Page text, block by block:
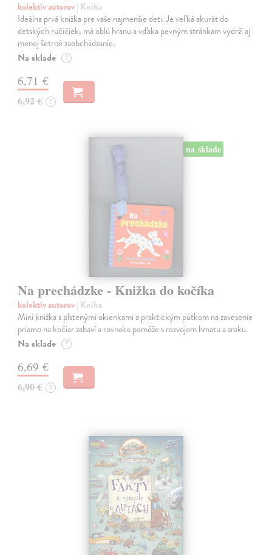
kolektív autorov| Kniha
Ideálna prvá knižka pre vaše najmenšie deti. Je veľká akurát do
detských ručičiek, má oblú hranu a vďaka pevným stránkam vydrží aj
menej šetrné zaobchádzanie.
Na sklade ?
6,71 €
6,92 € ?
na sklade
Na prechádzke - Knižka do kočíka
kolektív autorov| Kniha
Mini knižka s plstenými okienkami a praktickým pútkom na zavesenie
priamo na kočiar zabaví a rovnako pomôže s rozvojom hmatu a zraku.
Na sklade ?
6,69 €
6,90 € ?